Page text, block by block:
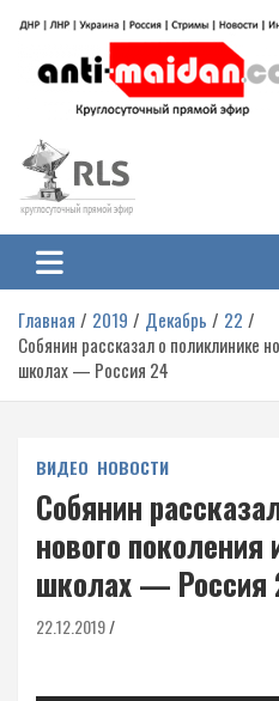
содержимому
Антимайдан:
на Украине
гражданской войне на Украине,
ЛНР и других регионах.
Главная 2019 Декабрь
22
Собянин рассказал о поликлинике
школах — Россия 24
ВИДЕО НОВОСТИ
Собянин
нового поколения
школах — Россия
22.12.2019